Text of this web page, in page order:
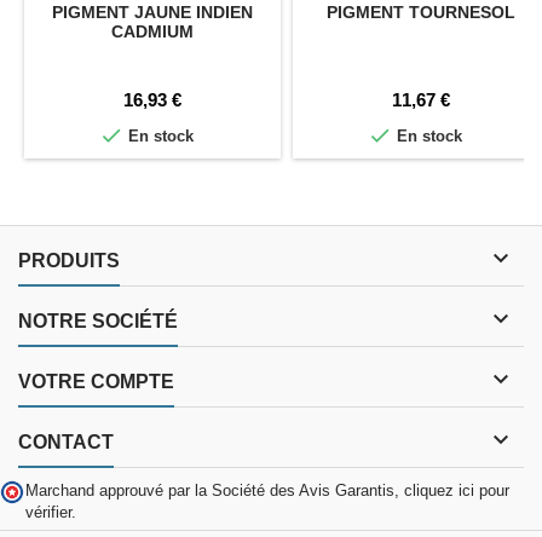
PIGMENT JAUNE INDIEN
CADMIUM
Prix
16,93 €
 En stock
PIGMENT TOURNESOL
Prix
11,67 €
 En stock
PRODUITS 
NOTRE SOCIÉTÉ 
VOTRE COMPTE 
CONTACT 
Marchand approuvé par la Société des Avis Garantis, cliquez ici pour
vérifier.